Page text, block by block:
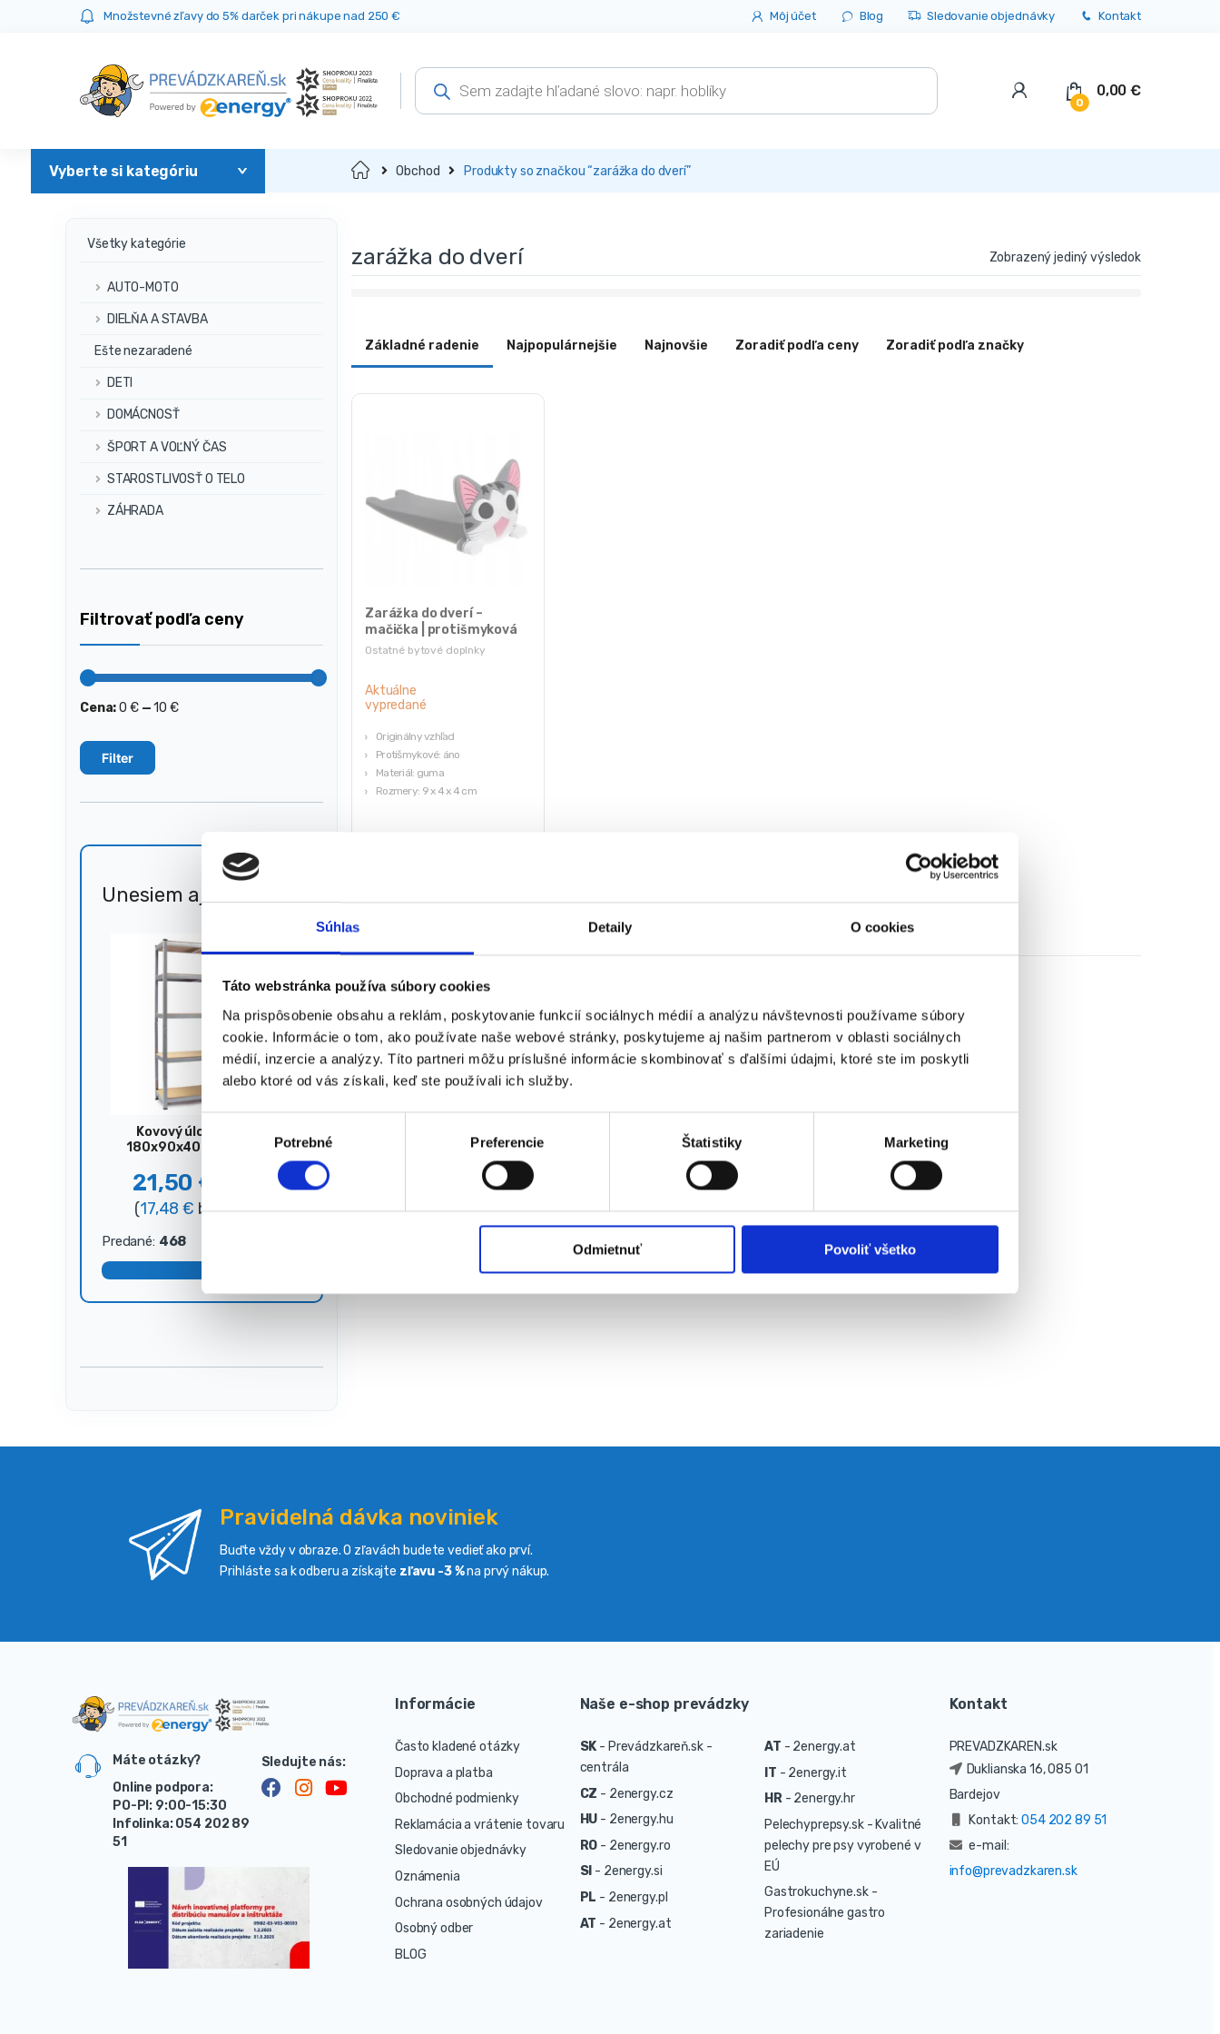
Súhlas Detaily O cookies
Táto webstránka používa súbory cookies
Na prispôsobenie obsahu a reklám, poskytovanie funkcií sociálnych médií a analýzu návštevnosti používame súbory
cookie. Informácie o tom, ako používate naše webové stránky, poskytujeme aj našim partnerom v oblasti sociálnych
médií, inzercie a analýzy. Títo partneri môžu príslušné informácie skombinovať s ďalšími údajmi, ktoré ste im poskytli
alebo ktoré od vás získali, keď ste používali ich služby.
e
r
l
Potrebné Preferencie Štatistiky Marketing
Odmietnuť Povoliť všetko
Množstevné zľavy do 5% darček pri nákupe nad 250 € Môj účet Blog Sledovanie objednávky Kontakt
Products
search
0
0,00€
Domov Obchod Produkty so značkou “zarážka do dverí”
zarážka do dverí Zobrazený jediný výsledok
Základné radenie Najpopulárnejšie Najnovšie Zoradiť podľa ceny Zoradiť podľa značky
Ostatné bytové doplnky
Zarážka do dverí –
mačička | protišmyková
Aktuálne
vypredané
Originálny vzhľad
Protišmykové: áno
Materiál: guma
Rozmery: 9 x 4 x 4 cm
★★★★★
Zobrazený jediný výsledok
Všetky kategórie
AUTO-MOTO
DIELŇA A STAVBA
Ešte nezaradené
DETI
DOMÁCNOSŤ
ŠPORT A VOĽNÝ ČAS
STAROSTLIVOSŤ O TELO
ZÁHRADA
Filtrovať podľa ceny
Minimálna
Maximálna
Filter
Cena:0 €—10 €
Unesiem aj 🐎 51%
Kovový úložný regál,
180x90x40 cm, 875 kg,
21,50 €
(17,48€ bez DPH)
Predané: 468
Pravidelná dávka noviniek
Buďte vždy v obraze. O zľavách budete vedieť ako prví.
Prihláste sa k odberu a získajte zľavu -3 %na prvý nákup.
Máte otázky?
Online podpora:
PO-PI: 9:00-15:30
Infolinka: 054 202 89
51
Informácie
Často kladené otázky
Doprava a platba
Obchodné podmienky
Reklamácia a vrátenie tovaru
Sledovanie objednávky
Oznámenia
Ochrana osobných údajov
Osobný odber
BLOG
Naše e-shop prevádzky
SK - Prevádzkareň.sk -
centrála
CZ - 2energy.cz
HU - 2energy.hu
RO - 2energy.ro
SI - 2energy.si
PL - 2energy.pl
AT - 2energy.at
AT - 2energy.at
IT - 2energy.it
HR- 2energy.hr
Pelechyprepsy.sk - Kvalitné
pelechy pre psy vyrobené v
EÚ
Gastrokuchyne.sk -
Profesionálne gastro
zariadenie
Kontakt
PREVADZKAREN.sk
Duklianska 16, 085 01
Bardejov
Kontakt:054 202 89 51
e-mail:
info@prevadzkaren.sk